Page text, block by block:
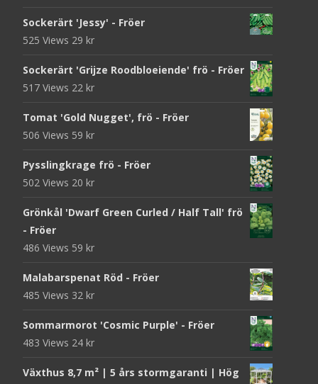
Sockerärt 'Jessy' - Fröer
525 Views 29 kr
Sockerärt 'Grijze Roodbloeiende' frö - Fröer
517 Views 22 kr
Tomat 'Gold Nugget', frö - Fröer
506 Views 59 kr
Pysslingkrage frö - Fröer
502 Views 20 kr
Grönkål 'Dwarf Green Curled / Half Tall' frö
- Fröer
486 Views 59 kr
Malabarspenat Röd - Fröer
485 Views 32 kr
Sommarmorot 'Cosmic Purple' - Fröer
483 Views 24 kr
Växthus 8,7 m² | 5 års stormgaranti | Hög